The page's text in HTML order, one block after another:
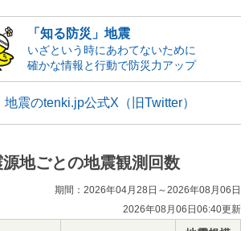
「知る防災」地震
いざという時にあわてないために
確かな情報と行動で防災力アップ
地震のtenki.jp公式X（旧Twitter）
源地ごとの地震観測回数
期間：2026年04月28日～2026年08月06日
2026年08月06日06:40更新